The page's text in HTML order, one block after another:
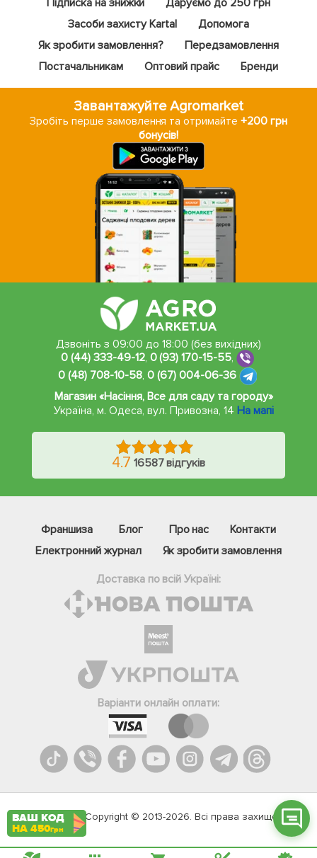
Засоби захисту Kartal
Допомога
Як зробити замовлення?
Передзамовлення
Постачальникам
Оптовий прайс Бренди
Завантажуйте Agromarket
Зробіть перше замовлення та отримайте+200 грн
бонусів!
Дзвоніть з 09:00 до 18:00 (без вихідних)
0 (44) 333-49-12, 0 (93) 170-15-55,
0 (48) 708-10-58, 0 (67) 004-06-36
Магазин «Насіння, Все для саду та городу»
Україна, м. Одеса,вул. Привозна, 14 На мапі
4.7 16587 відгуків
Франшиза Блог Про нас
Контакти
Електронний журнал
Як зробити замовлення
Доставка по всій Україні:
Варіанти онлайн оплати:
Agromarket.Copyright © 2013-2026. Всі права захищені
Телеграм
Вайбер
Онлайн чат
ВАШ КОД
НА 450грн